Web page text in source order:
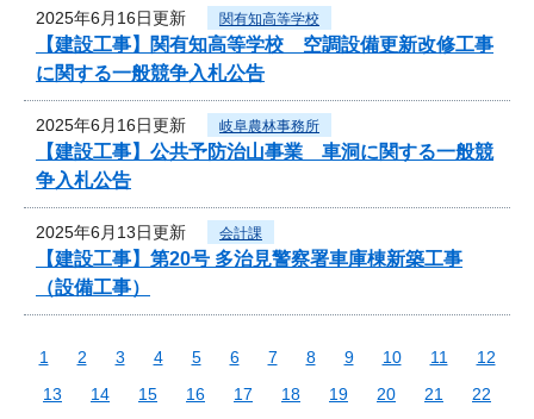
2025年6月16日更新 関有知高等学校
【建設工事】関有知高等学校 空調設備更新改修工事
に関する一般競争入札公告
2025年6月16日更新 岐阜農林事務所
【建設工事】公共予防治山事業 車洞に関する一般競
争入札公告
2025年6月13日更新 会計課
【建設工事】第20号 多治見警察署車庫棟新築工事
（設備工事）
1 2 3 4 5 6 7 8 9 10 11
12
13
14 15 16 17 18 19 20 21
22